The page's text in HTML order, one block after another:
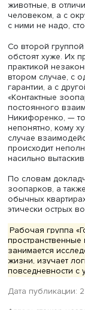
Фото: iStock
Студент
Никифоренко
дикого
Животные из
причинам,
Одна их часть,
адаптируется к
в городе
белки —
мест
животные, в
человеком, а с
с ними не надо,
Со второй